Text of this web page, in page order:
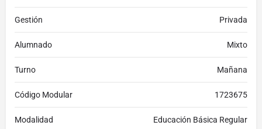
Gestión Privada
Alumnado Mixto
Turno Mañana
Código Modular 1723675
Modalidad Educación Básica Regular